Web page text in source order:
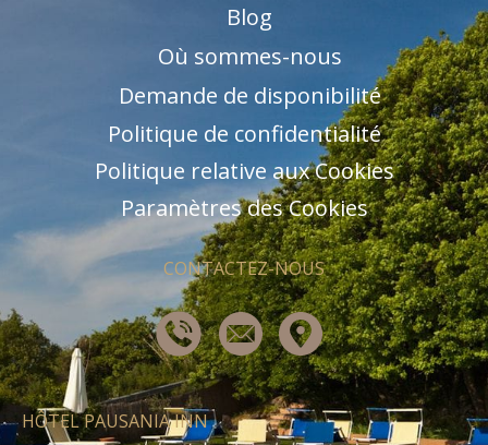
Blog
Où sommes-nous
Demande de disponibilité
Politique de confidentialité
Politique relative aux Cookies
Paramètres des Cookies
CONTACTEZ-NOUS
HÔTEL PAUSANIA INN